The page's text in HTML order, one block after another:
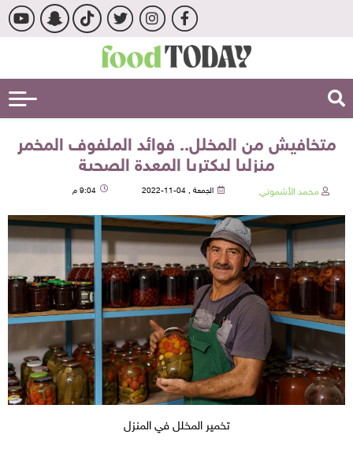
متخافيش من المخلل.. فوائد الملفوف المخمر
منزليا لبكتريا المعدة الصحية
محمد الأشموني الجمعة , 04-11-2022 9:04 م
تخمير المخلل في المنزل